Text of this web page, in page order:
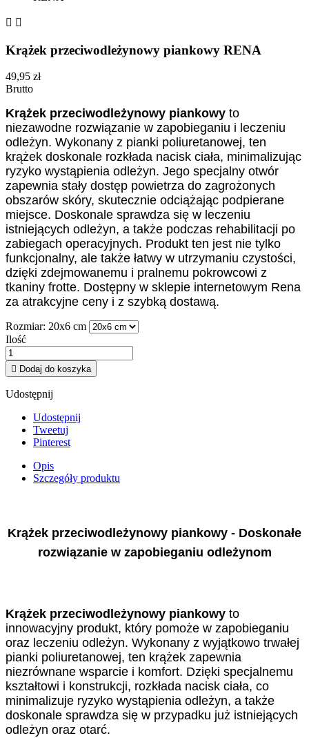
 
Krążek przeciwodleżynowy piankowy RENA
49,95 zł
Brutto
Krążek przeciwodleżynowy piankowy to
niezawodne rozwiązanie w zapobieganiu i leczeniu
odleżyn. Wykonany z pianki poliuretanowej, ten
krążek doskonale rozkłada nacisk ciała, minimalizując
ryzyko wystąpienia odleżyn. Jego specjalny otwór
zapewnia stały dostęp powietrza do zagrożonych
obszarów skóry, skutecznie odciążając podpierane
miejsce. Doskonale sprawdza się w leczeniu
istniejących odleżyn, a także podczas rehabilitacji po
zabiegach operacyjnych. Produkt ten jest nie tylko
funkcjonalny, ale także łatwy w utrzymaniu czystości,
dzięki zdejmowanemu i pralnemu pokrowcowi z
tkaniny frotte. Dostępny w sklepie internetowym Rena
za atrakcyjne ceny i z szybką dostawą.
Rozmiar: 20x6 cm
Ilość
 Dodaj do koszyka
Udostępnij
Udostępnij
Tweetuj
Pinterest
Opis
Szczegóły produktu
Krążek przeciwodleżynowy piankowy - Doskonałe
rozwiązanie w zapobieganiu odleżynom
Krążek przeciwodleżynowy piankowy to
innowacyjny produkt, który pomoże w zapobieganiu
oraz leczeniu odleżyn. Wykonany z wyjątkowo trwałej
pianki poliuretanowej, ten krążek zapewnia
niezrównane wsparcie i komfort. Dzięki specjalnemu
kształtowi i konstrukcji, rozkłada nacisk ciała, co
minimalizuje ryzyko wystąpienia odleżyn, a także
doskonale sprawdza się w przypadku już istniejących
odleżyn oraz otarć.